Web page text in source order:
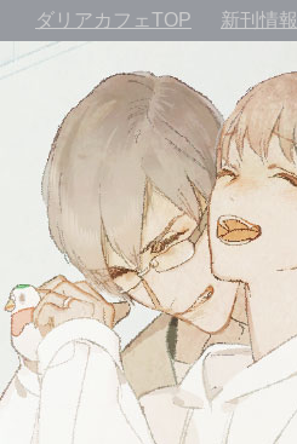
ダリアカフェTOP 新刊情報